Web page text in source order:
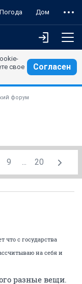
Погода Дом
свое
Согласен
форум
9 ... 20
что с государства
на себя и
разные вещи.